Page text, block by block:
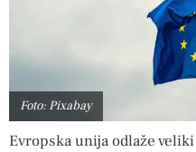
Foto: Pixabay
Evropska unija odlaže